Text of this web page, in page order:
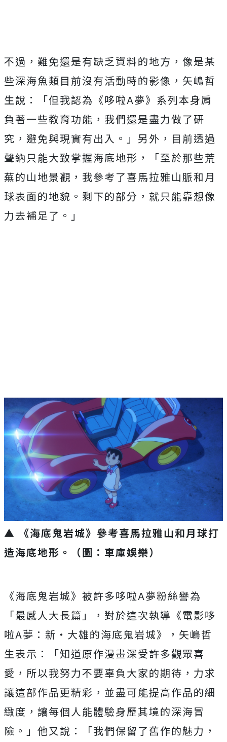
不過，難免還是有缺乏資料的地方， 像是某
些深海魚類目前沒有活動時的影像，矢嶋哲
生說：「但我認為《哆啦A夢》系列本身肩
負著一些教育功能， 我們還是盡力做了研
究，避免與現實有出入。」另外， 目前透過
聲納只能大致掌握海底地形，「至於那些荒
蕪的山地景觀， 我參考了喜馬拉雅山脈和月
球表面的地貌。剩下的部分， 就只能靠想像
力去補足了。」
▲ 《海底鬼岩城》參考喜馬拉雅山和月球打
造海底地形。（圖：車庫娛樂）
《海底鬼岩城》被許多哆啦A夢粉絲譽為
「最感人大長篇」， 對於這次執導《電影哆
啦A夢：新‧大雄的海底鬼岩城》， 矢嶋哲
生表示：「知道原作漫畫深受許多觀眾喜
愛， 所以我努力不要辜負大家的期待，力求
讓這部作品更精彩， 並盡可能提高作品的細
緻度，讓每個人能體驗身歷其境的深海冒
險。 」他又說：「我們保留了舊作的魅力，